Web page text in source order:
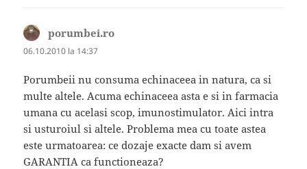
porumbei.ro
06.10.2010 la 14:37
Porumbeii nu consuma echinaceea in natura, ca si
multe altele. Acuma echinaceea asta e si in farmacia
umana cu acelasi scop, imunostimulator. Aici intra
si usturoiul si altele. Problema mea cu toate astea
este urmatoarea: ce dozaje exacte dam si avem
GARANTIA ca functioneaza?